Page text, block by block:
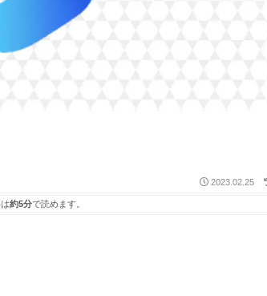
2023.02.25
約5分で読めます。